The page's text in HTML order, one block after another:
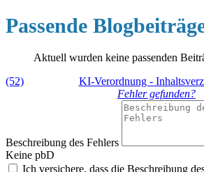
Passende
Aktuell wurden keine passenden
(52)
KI-Verordnung -
Fehler gefunden?
Beschreibung des Fehlers
Keine pbD
Ich versichere, dass die Beschreibung